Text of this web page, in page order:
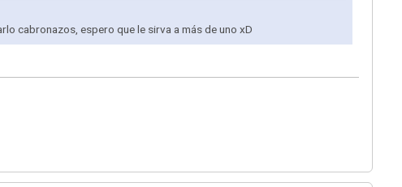
cabronazos, espero que le sirva a más de uno xD